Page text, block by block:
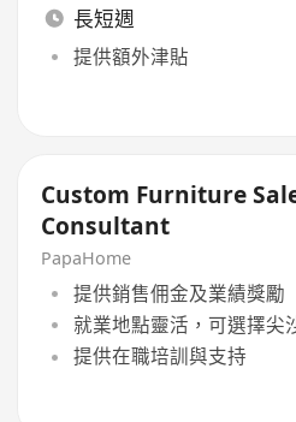
長短週
提供額外津貼
Custom Furniture
Consultant
PapaHome
提供銷售佣金及業績獎勵
就業地點靈活，可選擇尖
提供在職培訓與支持